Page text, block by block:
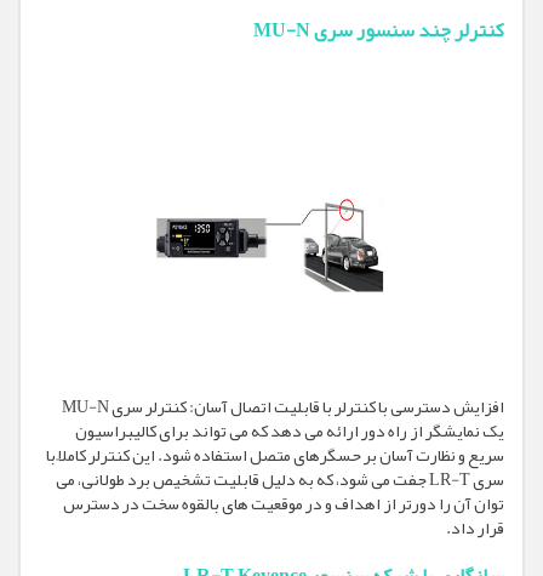
کنترلر چند سنسور سری MU-N
افزایش دسترسی با کنترلر با قابلیت اتصال آسان: کنترلر سری MU-N
یک نمایشگر از راه دور ارائه می دهد که می تواند برای کالیبراسیون
سریع و نظارت آسان بر حسگرهای متصل استفاده شود. این کنترلر کاملاً با
سری LR-T جفت می شود، که به دلیل قابلیت تشخیص برد طولانی، می
توان آن را دورتر از اهداف و در موقعیت های بالقوه سخت در دسترس
قرار داد.